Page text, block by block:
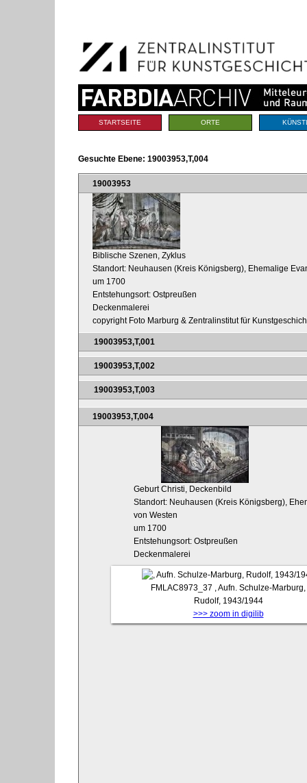
Navigation
Sektionen
STARTSEITE ORTE
Gesuchte Ebene: 19003953,T,004
19003953
Biblische Szenen, Zyklus
Standort: Neuhausen (Kreis Königsberg), Ehemalige
um 1700
Entstehungsort: Ostpreußen
Deckenmalerei
copyright Foto Marburg & Zentralinstitut für
19003953,T,001
19003953,T,002
19003953,T,003
19003953,T,004
Geburt Christi, Deckenbild
Standort: Neuhausen (Kreis Königsberg),
von Westen
um 1700
Entstehungsort: Ostpreußen
Deckenmalerei
FMLAC8973_37 , Aufn. Schulze-Marburg,
Rudolf, 1943/1944
>>> zoom in digilib